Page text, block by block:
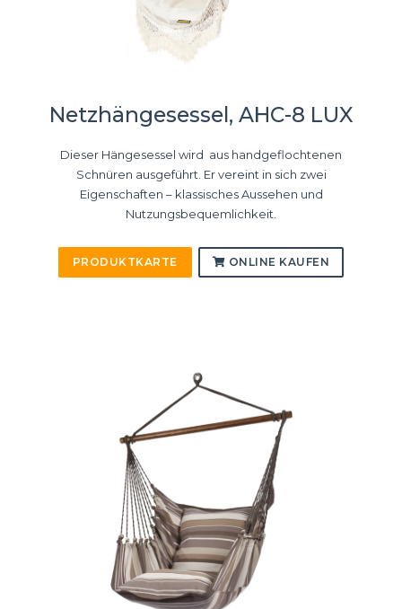
Netzhängesessel, AHC-8 LUX
Dieser Hängesessel wird aus handgeflochtenen
Schnüren ausgeführt. Er vereint in sich zwei
Eigenschaften – klassisches Aussehen und
Nutzungsbequemlichkeit.
PRODUKTKARTE ONLINE KAUFEN